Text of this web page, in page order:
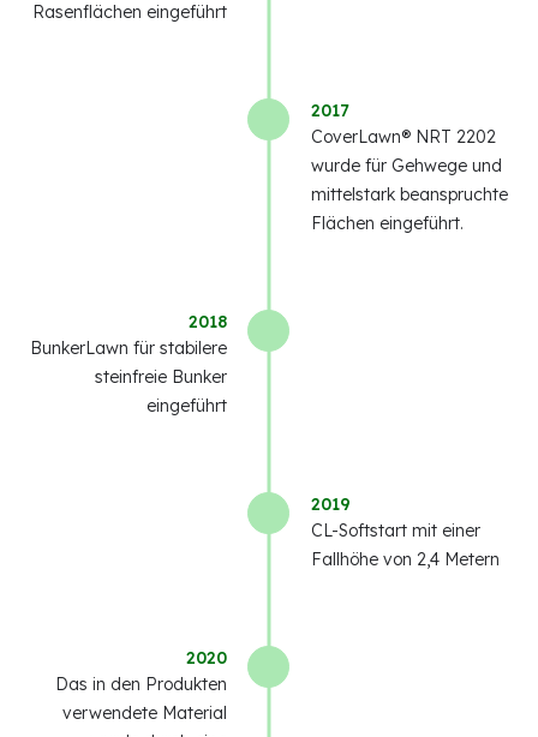
Rasenflächen eingeführt
2017
CoverLawn® NRT 2202
wurde für Gehwege und
mittelstark beanspruchte
Flächen eingeführt.
2018
BunkerLawn für stabilere
steinfreie Bunker
eingeführt
2019
CL-Softstart mit einer
Fallhöhe von 2,4 Metern
2020
Das in den Produkten
verwendete Material